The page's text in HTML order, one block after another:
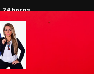
24 horas.